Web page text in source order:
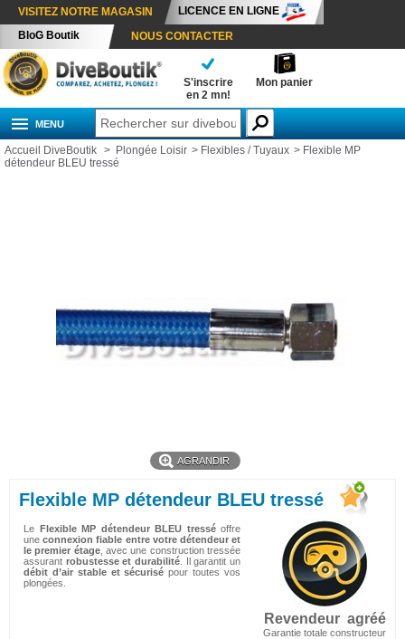
VISITEZ NOTRE MAGASIN
LICENCE EN LIGNE
BloG Boutik
NOUS CONTACTER
S'inscrire
en 2 mn!
Mon panier
MENU
Accueil DiveBoutik > Plongée Loisir > Flexibles / Tuyaux > Flexible MP
détendeur BLEU tressé
AGRANDIR
Flexible MP détendeur BLEU tressé
Revendeur agréé
Garantie totale constructeur
Le Flexible MP détendeur BLEU tresséoffre
uneconnexion fiable entre votre détendeur et
le premier étage, avec une construction tressée
assurant robustesse et durabilité . Il garantit un
débit d’air stable et sécurisé pour toutes vos
plongées.